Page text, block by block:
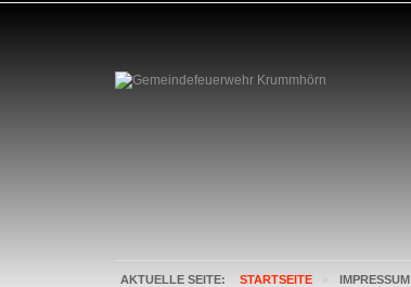
AKTUELLE SEITE: STARTSEITE IMPRESSUM